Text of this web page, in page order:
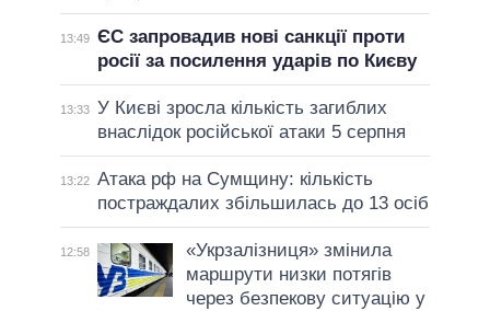
13:49 ЄС запровадив нові санкції проти
росії за посилення ударів по Києву
13:33 У Києві зросла кількість загиблих
внаслідок російської атаки 5 серпня
13:22 Атака рф на Сумщину: кількість
постраждалих збільшилась до 13 осіб
12:58
«Укрзалізниця» змінила
маршрути низки потягів
через безпекову ситуацію у